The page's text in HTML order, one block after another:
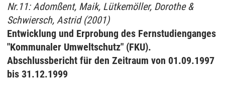
Nr.11: Adomßent, Maik, Lütkemöller, Dorothe &
Schwiersch, Astrid (2001)
Entwicklung und Erprobung des Fernstudienganges
"Kommunaler Umweltschutz" (FKU).
Abschlussbericht für den Zeitraum von 01.09.1997
bis 31.12.1999